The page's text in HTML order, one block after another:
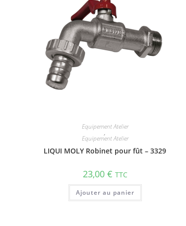
Equipement Atelier
,
Equipement Atelier
LIQUI MOLY Robinet pour fût – 3329
23,00 € TTC
Ajouter au panier